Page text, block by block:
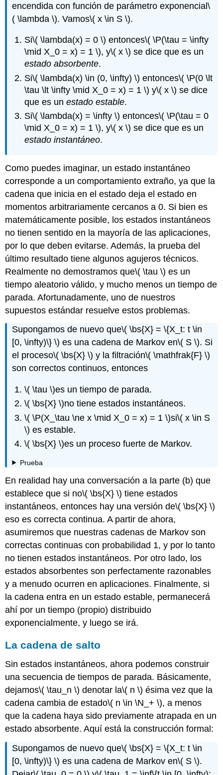
encendida con función de parámetro exponencial\
( \lambda \). Vamos\( x \in S \).
Si\( \lambda(x) = 0 \) entonces\( \P(\tau = \infty
\mid X_0 = x) = 1 \), y\( x \) se dice que es un
estado absorbente.
Si\( \lambda(x) \in (0, \infty) \) entonces\( \P(0 \lt
\tau \lt \infty \mid X_0 = x) = 1 \) y\( x \) se dice
que es unestado estable.
Si\( \lambda(x) = \infty \) entonces\( \P(\tau = 0
\mid X_0 = x) = 1 \), y\( x \) se dice que es un
estado instantáneo.
Como puedes imaginar, un estado instantáneo
corresponde a un comportamiento extraño, ya que la
cadena que inicia en el estado deja el estado en
momentos arbitrariamente cercanos a 0. Si bien es
matemáticamente posible, los estados instantáneos
no tienen sentido en la mayoría de las aplicaciones,
por lo que deben evitarse. Además, la prueba del
último resultado tiene algunos agujeros técnicos.
Realmente no demostramos que\( \tau \) es un
tiempo aleatorio válido, y mucho menos un tiempo de
parada. Afortunadamente, uno de nuestros
supuestos estándar resuelve estos problemas.
Supongamos de nuevo que\( \bs{X} = \{X_t: t \in
[0, \infty)\} \) es una cadena de Markov en\( S \). Si
el proceso\( \bs{X} \) y la filtración\( \mathfrak{F} \)
son correctos continuos, entonces
\( \tau \)es un tiempo de parada.
\( \bs{X} \)no tiene estados instantáneos.
\( \P(X_\tau \ne x \mid X_0 = x) = 1 \)si\( x \in S
\) es estable.
\( \bs{X} \)es un proceso fuerte de Markov.
Prueba
En realidad hay una conversación a la parte (b) que
establece que si no\( \bs{X} \) tiene estados
instantáneos, entonces hay una versión de\( \bs{X} \)
eso es correcta continua. A partir de ahora,
asumiremos que nuestras cadenas de Markov son
correctas continuas con probabilidad 1, y por lo tanto
no tienen estados instantáneos. Por otro lado, los
estados absorbentes son perfectamente razonables
y a menudo ocurren en aplicaciones. Finalmente, si
la cadena entra en un estado estable, permanecerá
ahí por un tiempo (propio) distribuido
exponencialmente, y luego se irá.
La cadena de salto
Sin estados instantáneos, ahora podemos construir
una secuencia de tiempos de parada. Básicamente,
dejamos\( \tau_n \) denotar la\( n \) ésima vez que la
cadena cambia de estado\( n \in \N_+ \), a menos
que la cadena haya sido previamente atrapada en un
estado absorbente. Aquí está la construcción formal:
Supongamos de nuevo que\( \bs{X} = \{X_t: t \in
[0, \infty)\} \) es una cadena de Markov en\( S \).